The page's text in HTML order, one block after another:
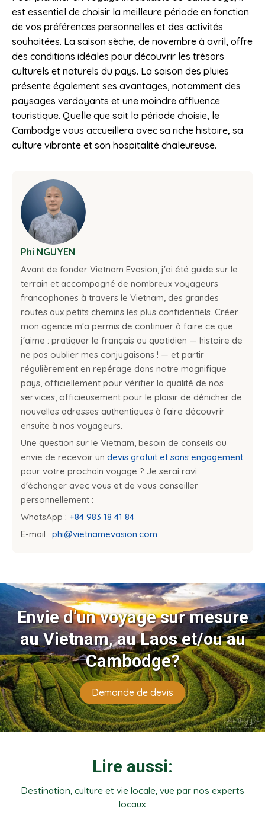
est essentiel de choisir la meilleure période en fonction
de vos préférences personnelles et des activités
souhaitées. La saison sèche, de novembre à avril, offre
des conditions idéales pour découvrir les trésors
culturels et naturels du pays. La saison des pluies
présente également ses avantages, notamment des
paysages verdoyants et une moindre affluence
touristique. Quelle que soit la période choisie, le
Cambodge vous accueillera avec sa riche histoire, sa
culture vibrante et son hospitalité chaleureuse.
Phi NGUYEN
Avant de fonder Vietnam Evasion, j'ai été guide sur le
terrain et accompagné de nombreux voyageurs
francophones à travers le Vietnam, des grandes
routes aux petits chemins les plus confidentiels. Créer
mon agence m'a permis de continuer à faire ce que
j'aime : pratiquer le français au quotidien — histoire de
ne pas oublier mes conjugaisons ! — et partir
régulièrement en repérage dans notre magnifique
pays, officiellement pour vérifier la qualité de nos
services, officieusement pour le plaisir de dénicher de
nouvelles adresses authentiques à faire découvrir
ensuite à nos voyageurs.
Une question sur le Vietnam, besoin de conseils ou
envie de recevoir un devis gratuit et sans engagement
pour votre prochain voyage ? Je serai ravi
d'échanger avec vous et de vous conseiller
personnellement :
WhatsApp : +84 983 18 41 84
E-mail : phi@vietnamevasion.com
Envie d’un voyage sur mesure
au Vietnam, au Laos et/ou au
Cambodge?
Demande de devis
Lire aussi:
Destination, culture et vie locale, vue par nos experts
locaux